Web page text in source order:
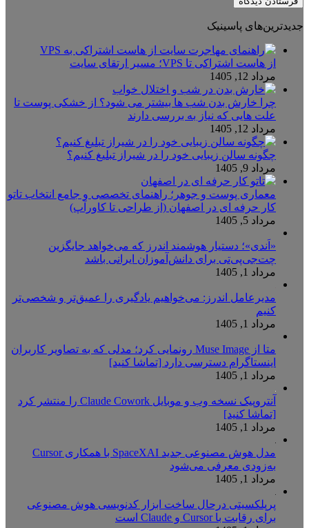
جدیدترین‌های پاسینیک
از هاست اشتراکی تا VPS؛ مسیر ارتقای سایت
مرداد 12, 1405
چرا خارش بدن شب ها بیشتر می شود؟ از خشکی پوست تا
علت هایی که نیاز به بررسی دارند
مرداد 12, 1405
چگونه سالن زیبایی خود را در شیراز تبلیغ کنیم؟
مرداد 9, 1405
معماری پوست و جوهر؛ راهنمای تخصصی و جامع انتخاب تاتو
کار حرفه ای در اصفهان (از طراحی تا کاورآپ)
مرداد 5, 1405
«اَندی»؛ دستیار هوشمند اندرز که می‌خواهد جایگزین
چت‌جی‌پی‌تی برای دانش‌آموزان ایرانی باشد
مرداد 1, 1405
مدیرعامل اندرز: می‌خواهیم یادگیری را عمیق‌تر و شخصی‌تر
کنیم
مرداد 1, 1405
متا از Muse Image رونمایی کرد؛ مدلی که به تصاویر کاربران
اینستاگرام دسترسی دارد [تماشا کنید]
مرداد 1, 1405
آنتروپیک نسخه وب و موبایل Claude Cowork را منتشر کرد
[تماشا کنید]
مرداد 1, 1405
مدل هوش مصنوعی جدید SpaceXAI با همکاری Cursor
به‌زودی معرفی می‌شود
مرداد 1, 1405
پرپلکسیتی درحال ساخت ابزار کدنویسی هوش مصنوعی
برای رقابت با Cursor و Claude است